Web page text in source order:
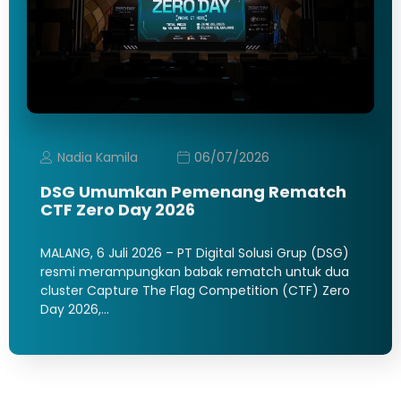
Nadia Kamila 06/07/2026
DSG Umumkan Pemenang Rematch
CTF Zero Day 2026
MALANG, 6 Juli 2026 – PT Digital Solusi Grup (DSG)
resmi merampungkan babak rematch untuk dua
cluster Capture The Flag Competition (CTF) Zero
Day 2026,…